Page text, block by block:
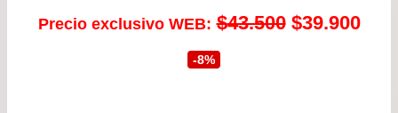
Precio exclusivo WEB: $43.500 El
$39.900El
-8%